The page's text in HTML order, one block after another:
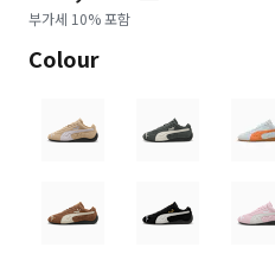
평
가
부가세 10% 포함
Colour